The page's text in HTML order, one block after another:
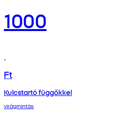
1000
Ft
Kulcstartó függőkkel
virágmintás